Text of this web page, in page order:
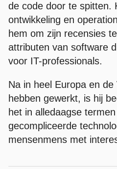
de code door te spitten.
ontwikkeling en
hem om zijn recensies
attributen van software
voor IT-professionals.
Na in heel Europa en
hebben gewerkt, is hij
het in alledaagse
gecompliceerde
mensenmens met